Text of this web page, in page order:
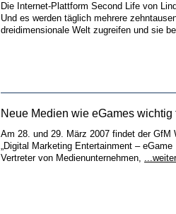
Die Internet-Plattform Second Life von
Und es werden täglich mehrere
dreidimensionale Welt zugreifen und sie
Neue Medien wie eGames
Am 28. und 29. März 2007 findet der
„Digital Marketing Entertainment –
Vertreter von Medienunternehmen, ...weiter